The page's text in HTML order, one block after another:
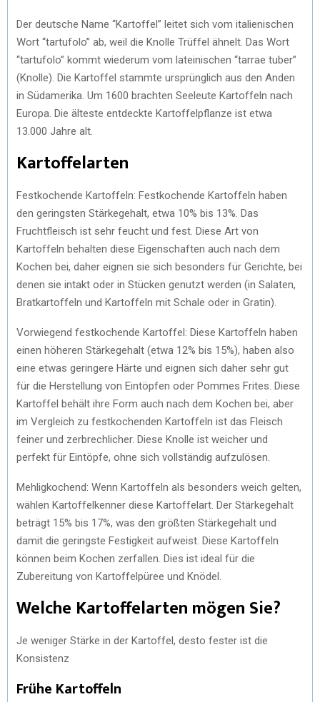
Der deutsche Name “Kartoffel” leitet sich vom italienischen
Wort “tartufolo” ab, weil die Knolle Trüffel ähnelt. Das Wort
“tartufolo” kommt wiederum vom lateinischen “tarrae tuber”
(Knolle). Die Kartoffel stammte ursprünglich aus den Anden
in Südamerika. Um 1600 brachten Seeleute Kartoffeln nach
Europa. Die älteste entdeckte Kartoffelpflanze ist etwa
13.000 Jahre alt.
Kartoffelarten
Festkochende Kartoffeln: Festkochende Kartoffeln haben
den geringsten Stärkegehalt, etwa 10% bis 13%. Das
Fruchtfleisch ist sehr feucht und fest. Diese Art von
Kartoffeln behalten diese Eigenschaften auch nach dem
Kochen bei, daher eignen sie sich besonders für Gerichte, bei
denen sie intakt oder in Stücken genutzt werden (in Salaten,
Bratkartoffeln und Kartoffeln mit Schale oder in Gratin).
Vorwiegend festkochende Kartoffel: Diese Kartoffeln haben
einen höheren Stärkegehalt (etwa 12% bis 15%), haben also
eine etwas geringere Härte und eignen sich daher sehr gut
für die Herstellung von Eintöpfen oder Pommes Frites. Diese
Kartoffel behält ihre Form auch nach dem Kochen bei, aber
im Vergleich zu festkochenden Kartoffeln ist das Fleisch
feiner und zerbrechlicher. Diese Knolle ist weicher und
perfekt für Eintöpfe, ohne sich vollständig aufzulösen.
Mehligkochend: Wenn Kartoffeln als besonders weich gelten,
wählen Kartoffelkenner diese Kartoffelart. Der Stärkegehalt
beträgt 15% bis 17%, was den größten Stärkegehalt und
damit die geringste Festigkeit aufweist. Diese Kartoffeln
können beim Kochen zerfallen. Dies ist ideal für die
Zubereitung von Kartoffelpüree und Knödel.
Welche Kartoffelarten mögen Sie?
Je weniger Stärke in der Kartoffel, desto fester ist die
Konsistenz
Frühe Kartoffeln